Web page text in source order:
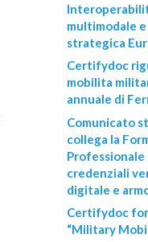
multimodale
strategica
Certifydoc
mobilita
annuale di
Comunicato
collega la
Professionale
credenziali
digitale e
Certifydoc for
“Military